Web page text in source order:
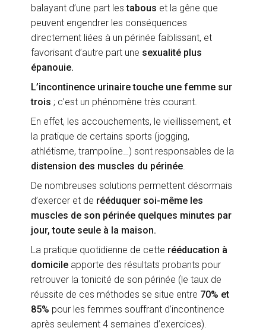
balayant d’une part les tabous et la gêne que
peuvent engendrer les conséquences
directement liées à un périnée faiblissant, et
favorisant d’autre part une sexualité plus
épanouie.
L’incontinence urinaire touche une femme sur
trois ; c’est un phénomène très courant.
En effet, les accouchements, le vieillissement, et
la pratique de certains sports (jogging,
athlétisme, trampoline…) sont responsables de la
distension des muscles du périnée.
De nombreuses solutions permettent désormais
d’exercer et de rééduquer soi-même les
muscles de son périnée quelques minutes par
jour, toute seule à la maison.
La pratique quotidienne de cette rééducation à
domicile apporte des résultats probants pour
retrouver la tonicité de son périnée (le taux de
réussite de ces méthodes se situe entre 70% et
85% pour les femmes souffrant d’incontinence
après seulement 4 semaines d’exercices).